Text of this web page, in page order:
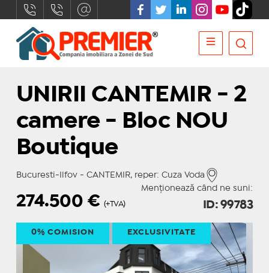
UNIRII CANTEMIR - 2
camere - Bloc NOU
Boutique
Bucuresti-Ilfov - CANTEMIR, reper: Cuza Voda
Menționează când ne suni:
274.500 € (+TVA) ID: 99783
0% COMISION EXCLUSIVITATE